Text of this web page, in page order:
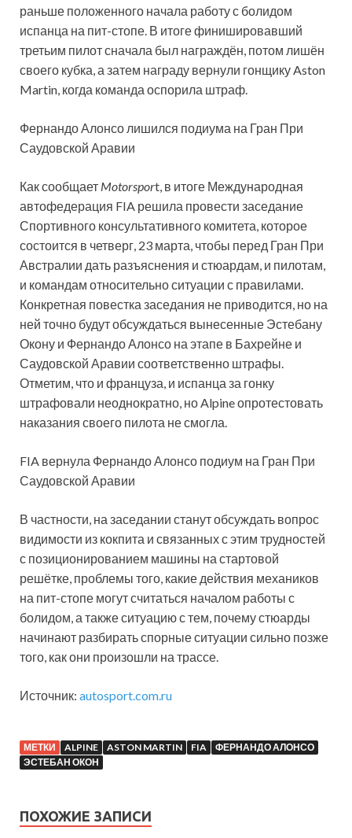
раньше положенного начала работу с болидом
испанца на пит-стопе. В итоге финишировавший
третьим пилот сначала был награждён, потом лишён
своего кубка, а затем награду вернули гонщику Aston
Martin, когда команда оспорила штраф.
Фернандо Алонсо лишился подиума на Гран При
Саудовской Аравии
Как сообщает Motorsport, в итоге Международная
автофедерация FIA решила провести заседание
Спортивного консультативного комитета, которое
состоится в четверг, 23 марта, чтобы перед Гран При
Австралии дать разъяснения и стюардам, и пилотам,
и командам относительно ситуации с правилами.
Конкретная повестка заседания не приводится, но на
ней точно будут обсуждаться вынесенные Эстебану
Окону и Фернандо Алонсо на этапе в Бахрейне и
Саудовской Аравии соответственно штрафы.
Отметим, что и француза, и испанца за гонку
штрафовали неоднократно, но Alpine опротестовать
наказания своего пилота не смогла.
FIA вернула Фернандо Алонсо подиум на Гран При
Саудовской Аравии
В частности, на заседании станут обсуждать вопрос
видимости из кокпита и связанных с этим трудностей
с позиционированием машины на стартовой
решётке, проблемы того, какие действия механиков
на пит-стопе могут считаться началом работы с
болидом, а также ситуацию с тем, почему стюарды
начинают разбирать спорные ситуации сильно позже
того, как они произошли на трассе.
Источник: autosport.com.ru
МЕТКИ ALPINE ASTON MARTIN FIA
ФЕРНАНДО АЛОНСО
ЭСТЕБАН ОКОН
ПОХОЖИЕ ЗАПИСИ